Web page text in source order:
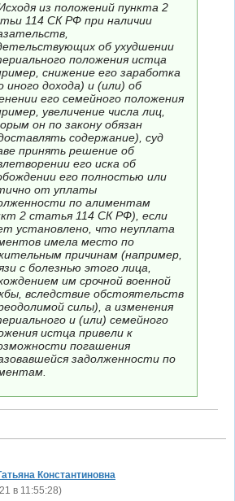
из положений пункта 2
114 СК РФ при наличии
об ухудшении
положения истца
снижение его заработка
иного дохода) и (или) об
его семейного положения
увеличение числа лиц,
он по закону обязан
содержание), суд
принять решение об
его иска об
его полностью или
от уплаты
по алиментам
2 статья 114 СК РФ), если
установлено, что неуплата
имела место по
причинам (например,
с болезнью этого лица,
им срочной военной
вследствие обстоятельств
силы), а изменения
и (или) семейного
истца привели к
погашения
задолженности по
Константиновна
в 11:55:28)